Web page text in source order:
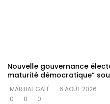
Nouvelle gouvernance
maturité démocratique”
MARTIAL GALÉ
6 AOÛT 2026
0
0 0